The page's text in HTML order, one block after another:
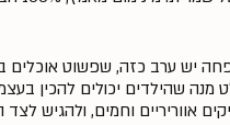
יש ערב כזה, שפשוט אוכלים
מנה שהילדים יכולים להכין
אווריריים וחמים, ולהגיש